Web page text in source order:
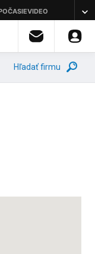
Hľadať firmu